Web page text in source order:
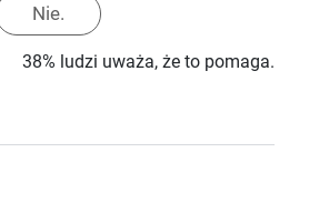
Nie.
38% ludzi uważa, że to pomaga.